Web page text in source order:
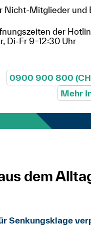
Nicht-Mitglieder und
der
Di-Fr 9–12:30 Uhr
0900 900 800
Mehr
dem
Senkungsklage